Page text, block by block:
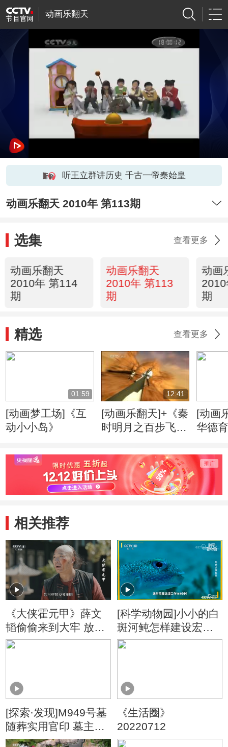
动画乐翻天
听王立群讲历史 千古一帝秦始皇
动画乐翻天 2010年 第113期
选集 查看更多
动画乐翻天
2010年 第114
期
动画乐翻天
2010年 第113
期
动画
期
精选 查看更多
01:59
[动画梦工场]《互
动小小岛》
12:41
[动画乐翻天]+《秦
时明月之百步飞
[动画
华德
相关推荐
《大侠霍元甲》薛文
韬偷偷来到大牢 放走
胡六
[科学动物园]小小的白
斑河鲀怎样建设宏大
的海底婚房？
[探索·发现]M949号墓
随葬实用官印 墓主人
身份成谜
《生活圈》
20220712